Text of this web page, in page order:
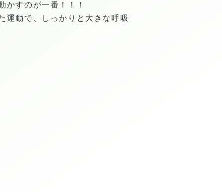
かすのが一番！！！
運動で、しっかりと大きな呼吸